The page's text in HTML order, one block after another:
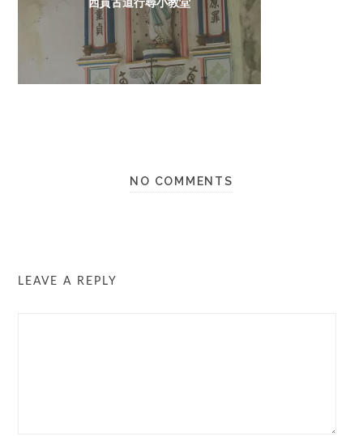
西貢古道行尋小教堂
NO COMMENTS
LEAVE A REPLY